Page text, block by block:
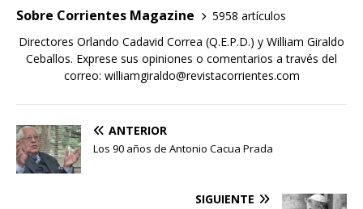
Sobre Corrientes Magazine
5958 artículos
Directores Orlando Cadavid Correa (Q.E.P.D.) y William Giraldo
Ceballos. Exprese sus opiniones o comentarios a través del
correo: williamgiraldo@revistacorrientes.com
ANTERIOR
Los 90 años de Antonio Cacua Prada
SIGUIENTE